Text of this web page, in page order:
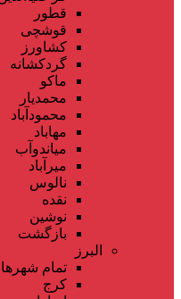
قطور
قوشچی
کشاورز
گردکشانه
ماکو
محمدیار
محمودآباد
مهاباد
میاندوآب
میرآباد
نالوس
نقده
نوشین
بازگشت
البرز
تمام شهر‌ها
کرج